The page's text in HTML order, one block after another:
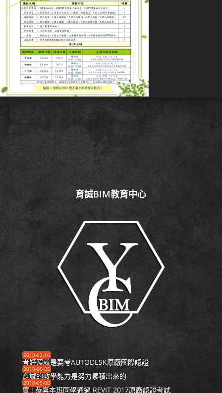
育誠BIM教育中心
2019-03-16
考好照就是要考AUTODESK原廠國際認證
2018-05-05
育誠的教學能力是努力累積出來的
2018-05-05
賀 ! 恭喜本班同學通過 REVIT 2017原廠認證考試